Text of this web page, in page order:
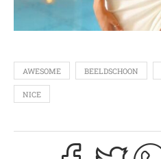
AWESOME BEELDSCHOON
NICE